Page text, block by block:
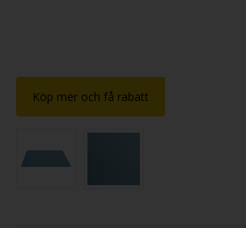
Köp mer och få rabatt